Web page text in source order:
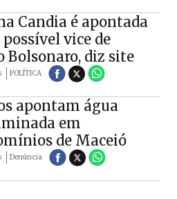
Candia é apontada
possível vice de
Bolsonaro, diz site
POLÍTICA
apontam água
em
de Maceió
Denúncia